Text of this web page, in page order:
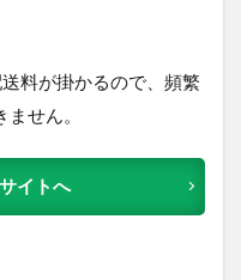
料が掛かるので、頻繁
せん。
イトへ